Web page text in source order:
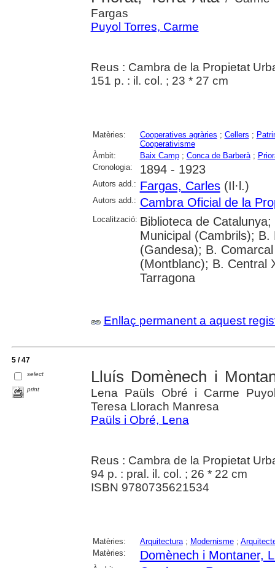
Fargas
Puyol Torres, Carme
Reus : Cambra de la Propietat
151 p. : il. col. ; 23 * 27 cm
Matèries: Cooperatives agràries ; Cellers ;
Cooperativisme
Àmbit:
Baix Camp; Conca de Barberà;
Cronologia:
1894 - 1923
Autors add.: Fargas, Carles(Il·l.)
Autors add.: Cambra Oficial de la
Localització: Biblioteca de
Municipal (Cambrils);
(Gandesa); B.
(Montblanc); B. Central
Tarragona
Enllaç permanent a aquest
5 / 47
select
print
Lluís Domènech i
Lena Paüls Obré i Carme
Teresa Llorach Manresa
Paüls i Obré, Lena
Reus : Cambra de la Propietat
94 p. : pral. il. col. ; 26 * 22 cm
ISBN 9780735621534
Matèries: Arquitectura; Modernisme;
Matèries:
Domènech i Montaner,